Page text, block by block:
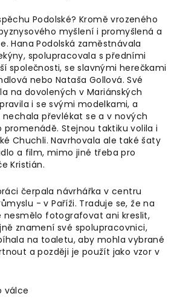
Podolské? Kromě vrozeného
myšlení i promyšlená a
Hana Podolská zaměstnávala
spolupracovala s předními
společnosti, se slavnými herečkami
nebo Nataša Gollová. Své
na dovolených v Mariánských
i se svými modelkami, a
převlékat se a v nových
Stejnou taktiku volila i
Chuchli. Navrhovala ale také šaty
a film, mimo jiné třeba pro
Kristián.
čerpala návrhářka v centru
- v Paříži. Traduje se, že na
nesmělo fotografovat ani kreslit,
znamení své spolupracovnici,
na toaletu, aby mohla vybrané
a později je použít jako vzor v
válce